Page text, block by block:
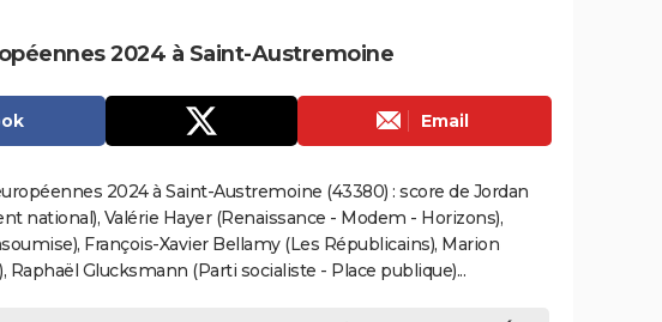
2024 à Saint-Austremoine
Email
2024 à Saint-Austremoine (43380) : score de Jordan
national), Valérie Hayer (Renaissance - Modem - Horizons),
François-Xavier Bellamy (Les Républicains), Marion
Raphaël Glucksmann (Parti socialiste - Place publique)...